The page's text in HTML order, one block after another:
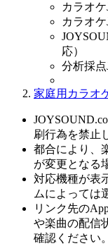
カラオ
カラオ
応）
分析採点
家庭用カラオ
刷行為を禁止
都合により、
が変更となる
対応機種が表
ムによっては
リンク先の
や楽曲の配信
確認ください。